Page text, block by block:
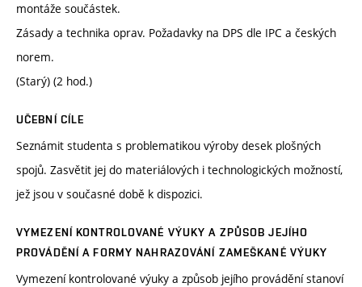
montáže součástek.
Zásady a technika oprav. Požadavky na DPS dle IPC a českých
norem.
(Starý) (2 hod.)
UČEBNÍ CÍLE
Seznámit studenta s problematikou výroby desek plošných
spojů. Zasvětit jej do materiálových i technologických možností,
jež jsou v současné době k dispozici.
VYMEZENÍ KONTROLOVANÉ VÝUKY A ZPŮSOB JEJÍHO
PROVÁDĚNÍ A FORMY NAHRAZOVÁNÍ ZAMEŠKANÉ VÝUKY
Vymezení kontrolované výuky a způsob jejího provádění stanoví